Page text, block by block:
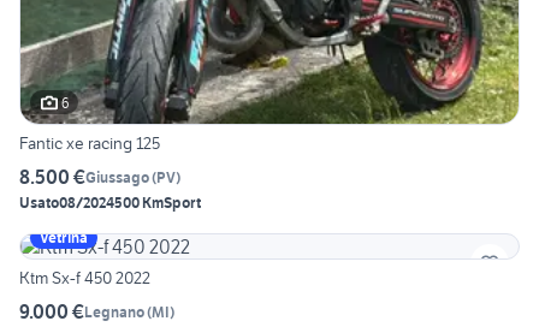
6
Fantic xe racing 125
8.500 €Giussago(PV)
Usato08/2024500 KmSport
Vetrina
Ktm Sx-f 450 2022
9.000 €Legnano(MI)